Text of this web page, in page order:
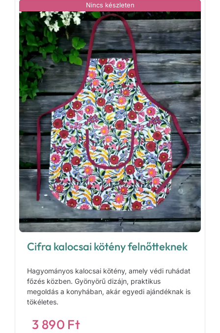
Nincs készleten
Cifra kalocsai kötény felnőtteknek
Hagyományos kalocsai kötény, amely védi ruhádat
főzés közben. Gyönyörű dizájn, praktikus
megoldás a konyhában, akár egyedi ajándéknak is
tökéletes.
3 890 Ft